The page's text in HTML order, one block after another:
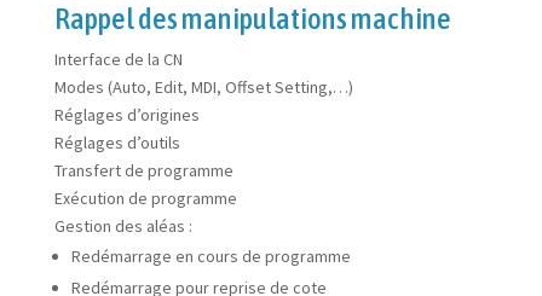
Rappel des manipulations machine
Interface de la CN
Modes (Auto, Edit, MDI, Offset Setting,…)
Réglages d’origines
Réglages d’outils
Transfert de programme
Exécution de programme
Gestion des aléas :
Redémarrage en cours de programme
Redémarrage pour reprise de cote